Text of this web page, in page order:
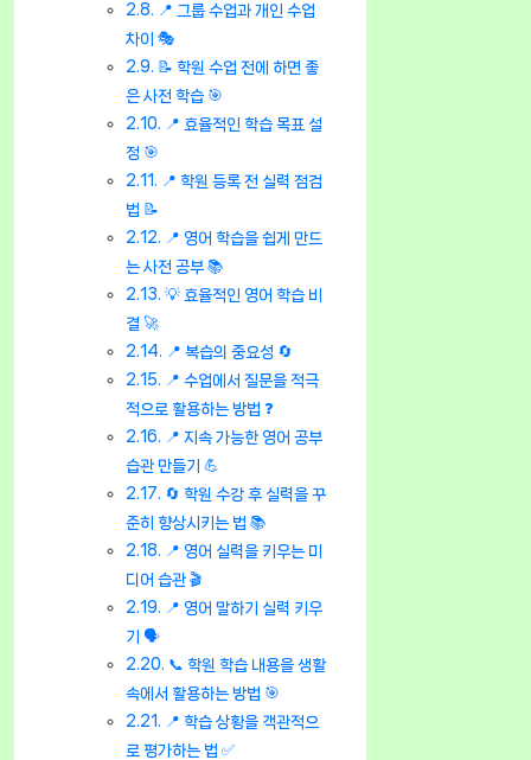
📍 그룹 수업과 개인 수업
차이 🎭
📝 학원 수업 전에 하면 좋
은 사전 학습 🎯
📍 효율적인 학습 목표 설
정 🎯
📍 학원 등록 전 실력 점검
법 📝
📍 영어 학습을 쉽게 만드
는 사전 공부 📚
💡 효율적인 영어 학습 비
결 🚀
📍 복습의 중요성 🔄
📍 수업에서 질문을 적극
적으로 활용하는 방법 ❓
📍 지속 가능한 영어 공부
습관 만들기 💪
🔄 학원 수강 후 실력을 꾸
준히 향상시키는 법 📚
📍 영어 실력을 키우는 미
디어 습관 🎬
📍 영어 말하기 실력 키우
기 🗣️
📞 학원 학습 내용을 생활
속에서 활용하는 방법 🎯
📍 학습 상황을 객관적으
로 평가하는 법 ✅